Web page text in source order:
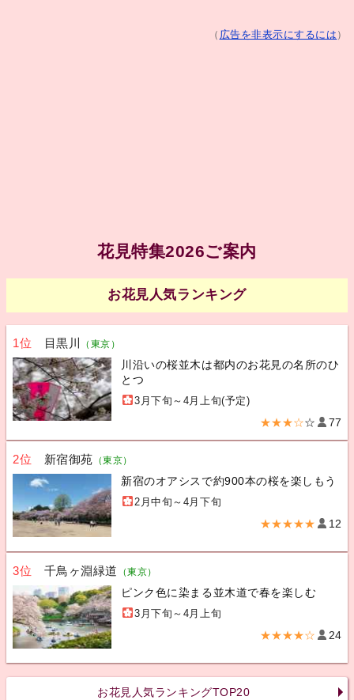
（ 広告を非表示にするには ）
花見特集2026ご案内
お花見人気ランキング
1位 目黒川 （東京）
川沿いの桜並木は都内のお花見の名所のひ
とつ
3月下旬～4月上旬(予定)
★★★☆☆ 77
2位 新宿御苑 （東京）
新宿のオアシスで約900本の桜を楽しもう
2月中旬～4月下旬
★★★★★ 12
3位 千鳥ヶ淵緑道 （東京）
ピンク色に染まる並木道で春を楽しむ
3月下旬～4月上旬
★★★★☆ 24
お花見人気ランキングTOP20